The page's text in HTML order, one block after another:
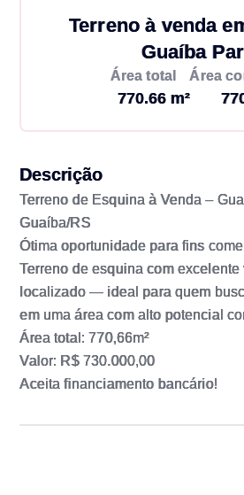
Terreno à venda
Guaíba
Área total
770.66 m²
Área
Descrição
Terreno de Esquina à Venda –
Guaíba/RS
Ótima oportunidade para fins
Terreno de esquina com
localizado — ideal para quem
em uma área com alto potencial
Área total: 770,66m²
Valor: R$ 730.000,00
Aceita financiamento bancário!